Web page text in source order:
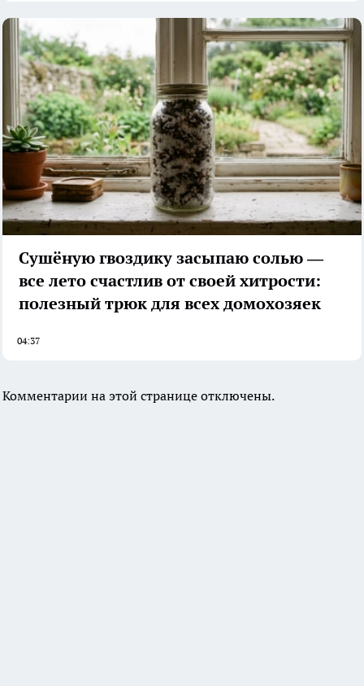
Сушёную гвоздику засыпаю солью —
все лето счастлив от своей хитрости:
полезный трюк для всех домохозяек
04:37
Комментарии на этой странице отключены.